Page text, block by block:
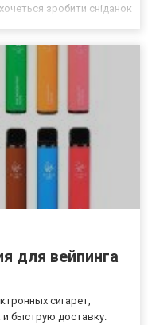
зробити сніданок
для вейпинга
сигарет,
быструю доставку.